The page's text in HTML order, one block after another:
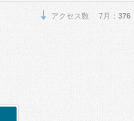
アクセス数 7月： 376